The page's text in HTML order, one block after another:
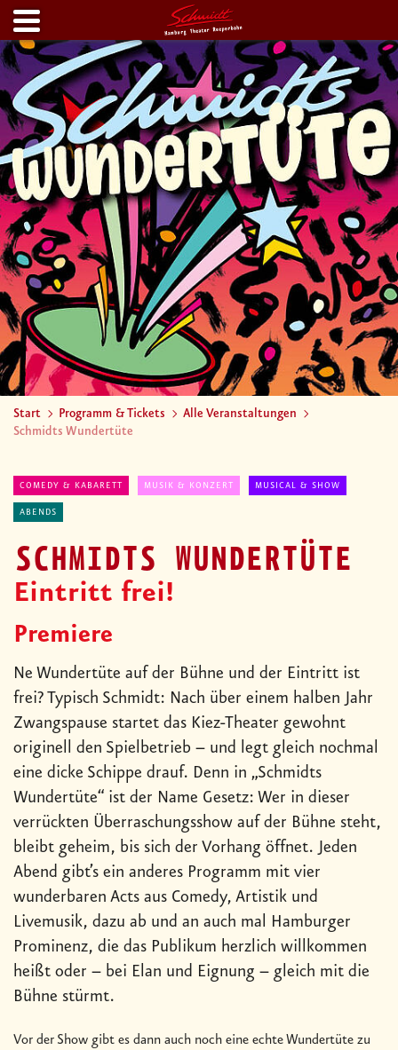
Start Programm & Tickets
Alle Veranstaltungen
Schmidts Wundertüte
COMEDY & KABARETT MUSIK & KONZERT MUSICAL & SHOW
ABENDS
SCHMIDTS WUNDERTÜTE
Eintritt frei!
Premiere
Ne Wundertüte auf der Bühne und der Eintritt ist
frei? Typisch Schmidt: Nach über einem halben Jahr
Zwangspause startet das Kiez-Theater gewohnt
originell den Spielbetrieb – und legt gleich nochmal
eine dicke Schippe drauf. Denn in „Schmidts
Wundertüte“ ist der Name Gesetz: Wer in dieser
verrückten Überraschungsshow auf der Bühne steht,
bleibt geheim, bis sich der Vorhang öffnet. Jeden
Abend gibt’s ein anderes Programm mit vier
wunderbaren Acts aus Comedy, Artistik und
Livemusik, dazu ab und an auch mal Hamburger
Prominenz, die das Publikum herzlich willkommen
heißt oder – bei Elan und Eignung – gleich mit die
Bühne stürmt.
Vor der Show gibt es dann auch noch eine echte Wundertüte zu